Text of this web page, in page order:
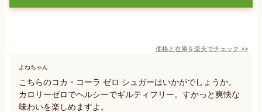
価格と在庫を楽天でチェック >>
よねちゃん
こちらのコカ・コーラ ゼロ シュガーはいかがでしょうか。
カロリーゼロでヘルシーでギルティフリー。すかっと爽快な
味わいを楽しめますよ。